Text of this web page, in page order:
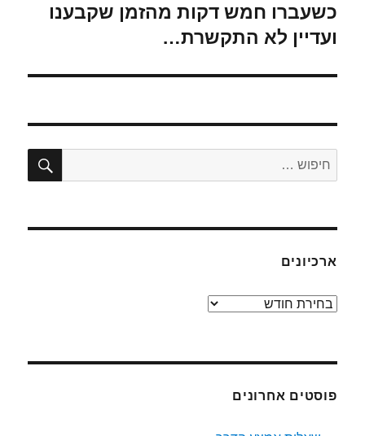
הפוסט
הבא:
כשעברו חמש דקות מהזמן שקבענו
ועדיין לא התקשרת…
חפש:
ארכיונים
ארכיונים
פוסטים אחרונים